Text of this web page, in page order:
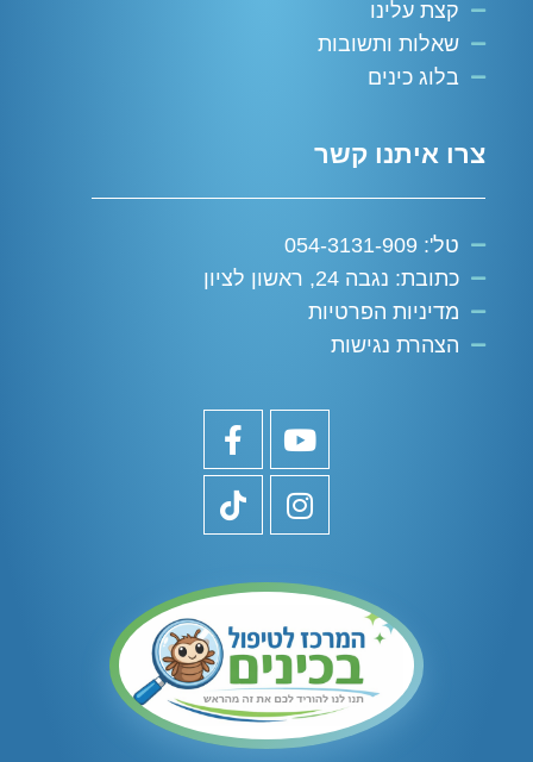
קצת עלינו
שאלות ותשובות
בלוג כינים
צרו איתנו קשר
טל': 054-3131-909
כתובת: נגבה 24, ראשון לציון
מדיניות הפרטיות
הצהרת נגישות